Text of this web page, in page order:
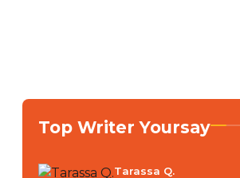
Top Writer Yoursay
Tarassa Q.